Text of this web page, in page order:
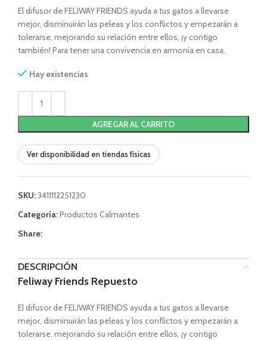
El difusor de FELIWAY FRIENDS ayuda a tus gatos a llevarse
mejor, disminuirán las peleas y los conflictos y empezarán a
tolerarse, mejorando su relación entre ellos, ¡y contigo
también! Para tener una convivencia en armonía en casa.
Hay existencias
AGREGAR AL CARRITO
Ver disponibilidad en tiendas físicas
SKU:3411112251230
Categoría:Productos Calmantes
Share:
DESCRIPCIÓN
Feliway Friends Repuesto
El difusor de FELIWAY FRIENDS ayuda a tus gatos a llevarse
mejor, disminuirán las peleas y los conflictos y empezarán a
tolerarse, mejorando su relación entre ellos, ¡y contigo